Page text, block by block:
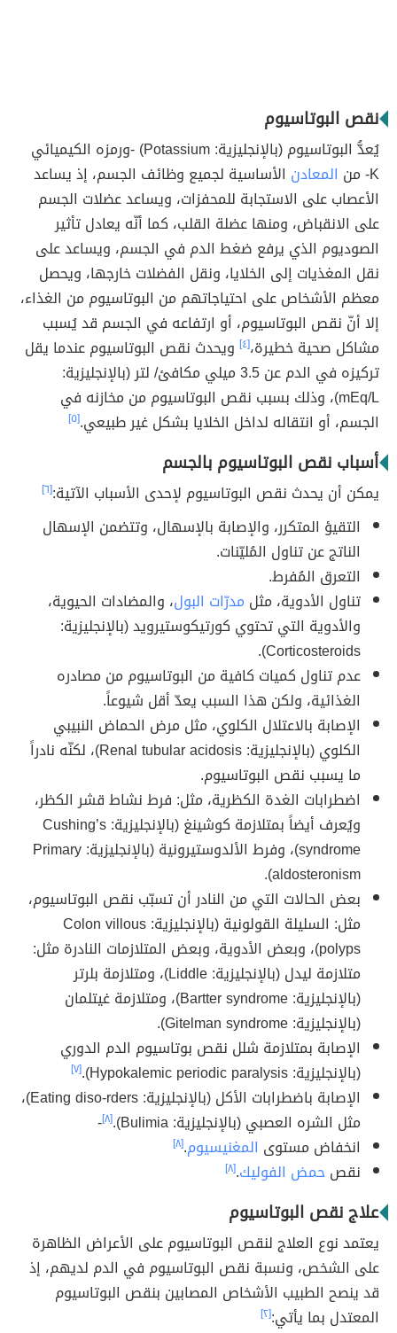
نقص البوتاسيوم
يُعدُّ البوتاسيوم (بالإنجليزية: Potassium) -ورمزه الكيميائي
K- من
المعادن الأساسية لجميع وظائف الجسم، إذ يساعد
الأعصاب على الاستجابة للمحفزات، ويساعد عضلات الجسم
على الانقباض، ومنها عضلة القلب، كما أنّه يعادل تأثير
الصوديوم الذي يرفع ضغط الدم في الجسم، ويساعد على
نقل المغذيات إلى الخلايا، ونقل الفضلات خارجها، ويحصل
معظم الأشخاص على احتياجاتهم من البوتاسيوم من الغذاء،
إلا أنّ نقص البوتاسيوم، أو ارتفاعه في الجسم قد يُسبب
مشاكل صحية خطيرة،[٤]
ويحدث نقص البوتاسيوم عندما يقل
تركيزه في الدم عن 3.5 ميلي مكافئ/ لتر (بالإنجليزية:
mEq/L)، وذلك بسبب نقص البوتاسيوم من مخازنه في
الجسم، أو انتقاله لداخل الخلايا بشكل غير طبيعي.[٥]
أسباب نقص البوتاسيوم بالجسم
يمكن أن يحدث نقص البوتاسيوم لإحدى الأسباب الآتية:[٦]
التقيؤ المتكرر، والإصابة بالإسهال، وتتضمن الإسهال
الناتج عن تناول المُليّنات.
التعرق المُفرط.
تناول الأدوية، مثل مدرّات البول، والمضادات الحيوية،
والأدوية التي تحتوي كورتيكوستيرويد (بالإنجليزية:
Corticosteroids).
عدم تناول كميات كافية من البوتاسيوم من مصادره
الغذائية، ولكن هذا السبب يعدّ أقل شيوعاً.
الإصابة بالاعتلال الكلوي، مثل مرض الحماض النبيبي
الكلوي (بالإنجليزية: Renal tubular acidosis)، لكنّه نادراً
ما يسبب نقص البوتاسيوم.
اضطرابات الغدة الكظرية، مثل: فرط نشاط قشر الكظر،
ويُعرف أيضاً بمتلازمة كوشينغ (بالإنجليزية: Cushing’s
syndrome)، وفرط الألدوستيرونية (بالإنجليزية: Primary
aldosteronism).
بعض الحالات التي من النادر أن تسبّب نقص البوتاسيوم،
مثل: السليلة القولونية (بالإنجليزية: Colon villous
polyps)، وبعض الأدوية، وبعض المتلازمات النادرة مثل:
متلازمة ليدل (بالإنجليزية: Liddle)، ومتلازمة بلرتر
(بالإنجليزية: Bartter syndrome)، ومتلازمة غيتلمان
(بالإنجليزية: Gitelman syndrome).
الإصابة بمتلازمة شلل نقص بوتاسيوم الدم الدوري
(بالإنجليزية: Hypokalemic periodic paralysis).
[٧]
الإصابة باضطرابات الأكل (بالإنجليزية: Eating diso-rders)،
مثل الشره العصبي (بالإنجليزية: Bulimia).
[٨] -
انخفاض مستوى المغنيسيوم.[٨]
نقصحمض الفوليك.[٨]
علاج نقص البوتاسيوم
يعتمد نوع العلاج لنقص البوتاسيوم على الأعراض الظاهرة
على الشخص، ونسبة نقص البوتاسيوم في الدم لديهم، إذ
قد ينصح الطبيب الأشخاص المصابين بنقص البوتاسيوم
المعتدل بما يأتي:[٢]